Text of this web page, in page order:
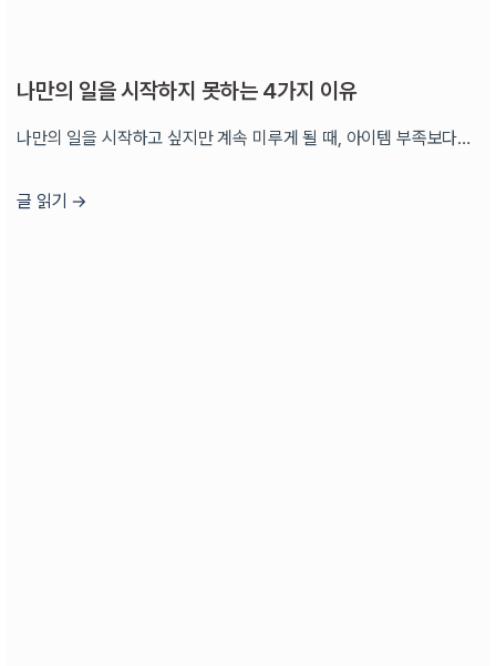
나만의 일을 시작하지 못하는 4가지 이유
나만의 일을 시작하고 싶지만 계속 미루게 될 때, 아이템 부족보다…
글 읽기 →